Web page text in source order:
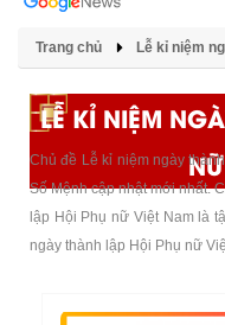
Trang chủ Lễ kỉ niệm
LỄ KỈ NIỆM
Chủ đề Lễ kỉ niệm ngày
Số Mệnh cập nhật mới nhất.
lập Hội Phụ nữ Việt Nam là
ngày thành lập Hội Phụ nữ